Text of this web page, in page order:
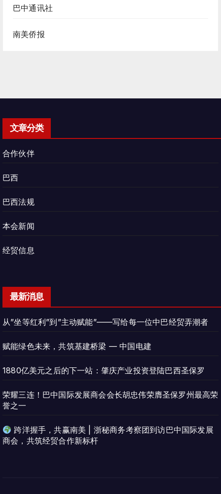
巴中通讯社
南美侨报
文章分类
合作伙伴
巴西
巴西法规
本会新闻
经贸信息
最新消息
从”坐等红利”到”主动赋能”——写给每一位中巴经贸弄潮者
赋能绿色未来，共筑基建桥梁 — 中国电建
1880亿美元之后的下一站：肇庆产业投资登陆巴西圣保罗
荣耀三连！巴中国际发展商会会长胡忠伟荣膺圣保罗州最高荣
誉之一
跨洋握手，共赢南美 | 浙秘商务考察团到访巴中国际发展
商会，共筑经贸合作新标杆